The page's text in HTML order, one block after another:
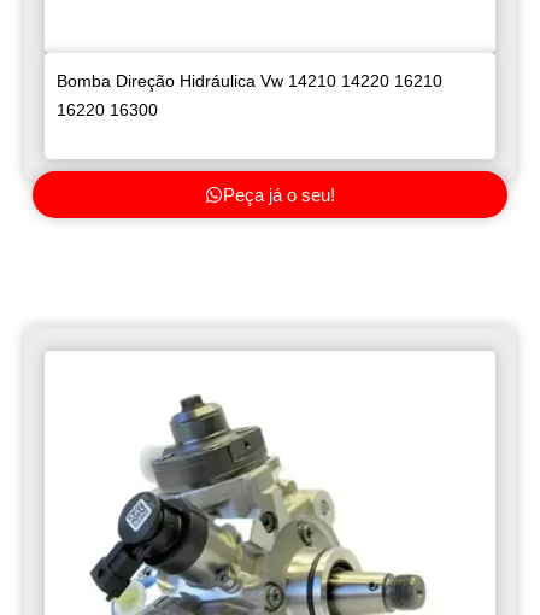
Bomba Direção Hidráulica Vw 14210 14220 16210
16220 16300
Peça já o seu!